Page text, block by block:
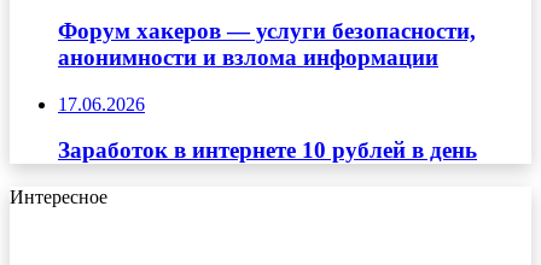
Форум хакеров — услуги безопасности,
анонимности и взлома информации
17.06.2026
Заработок в интернете 10 рублей в день
Интересное